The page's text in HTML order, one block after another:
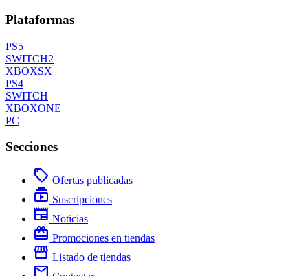
Plataformas
PS5
SWITCH2
XBOXSX
PS4
SWITCH
XBOXONE
PC
Secciones
local_offer Ofertas publicadas
subscriptions Suscripciones
newspaper Noticias
redeem Promociones en tiendas
storefront Listado de tiendas
mail